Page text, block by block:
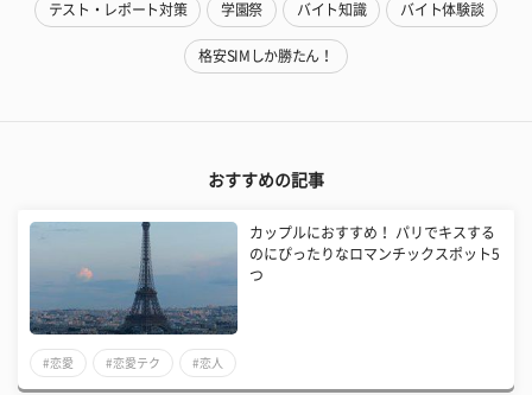
テスト・レポート対策 学園祭 バイト知識 バイト体験談
格安SIMしか勝たん！
おすすめの記事
カップルにおすすめ！ パリでキスする
のにぴったりなロマンチックスポット5
つ
#恋愛 #恋愛テク #恋人